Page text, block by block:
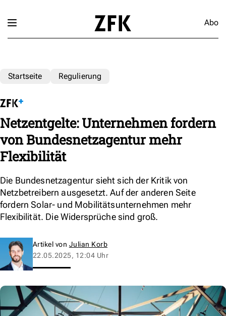
Abo
Startseite Regulierung
Netzentgelte: Unternehmen fordern
von Bundesnetzagentur mehr
Flexibilität
Die Bundesnetzagentur sieht sich der Kritik von
Netzbetreibern ausgesetzt. Auf der anderen Seite
fordern Solar- und Mobilitätsunternehmen mehr
Flexibilität. Die Widersprüche sind groß.
Artikel von Julian Korb
22.05.2025, 12:04 Uhr